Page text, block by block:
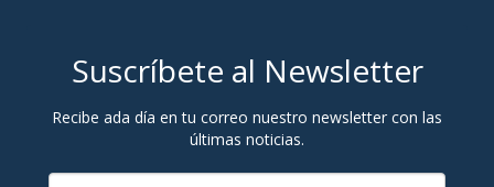
Suscríbete al Newsletter
Recibe ada día en tu correo nuestro newsletter con las
últimas noticias.